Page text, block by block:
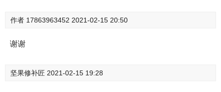
作者 17863963452 2021-02-15 20:50
谢谢
坚果修补匠 2021-02-15 19:28